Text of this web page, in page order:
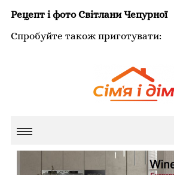
Рецепт і фото Світлани Чепурної
Спробуйте також приготувати: